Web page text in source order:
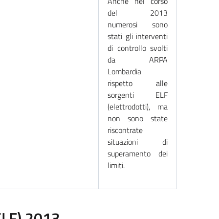
del 2013
numerosi sono
stati gli interventi
di controllo svolti
da ARPA
Lombardia
rispetto alle
sorgenti ELF
(elettrodotti), ma
non sono state
riscontrate
situazioni di
superamento dei
limiti.